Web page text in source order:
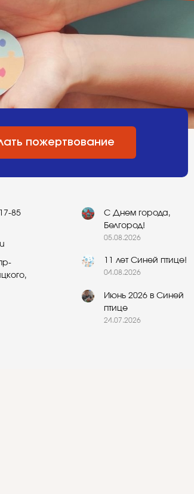
пожертвование
85
С Днем города,
Белгород!
05.08.2026
11 лет Синей птице!
04.08.2026
Июнь 2026 в Синей
птице
24.07.2026